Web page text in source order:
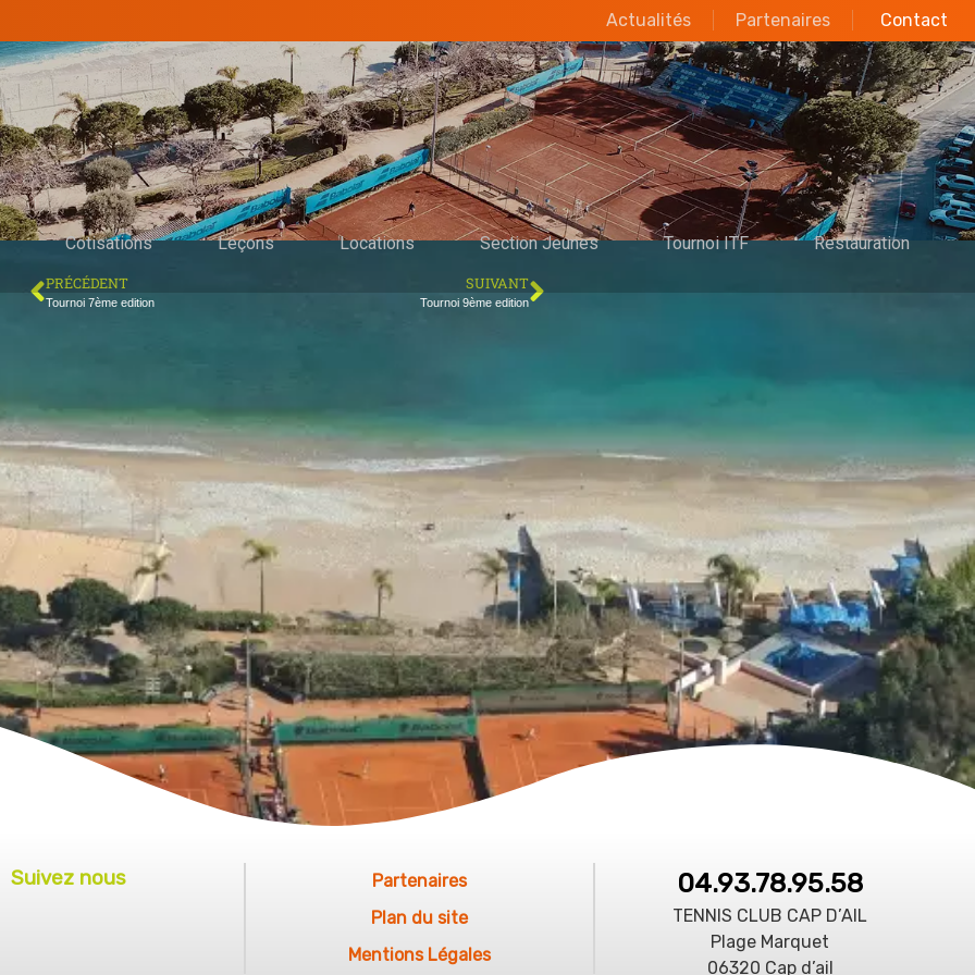
Actualités Partenaires Contact
Cotisations Leçons Locations Section Jeunes Tournoi ITF Restauration
PRÉCÉDENT
Tournoi 7ème edition
SUIVANT
Tournoi 9ème edition
Suivez nous
Partenaires
Plan du site
Mentions Légales
04.93.78.95.58
TENNIS CLUB CAP D’AIL
Plage Marquet
06320 Cap d’ail